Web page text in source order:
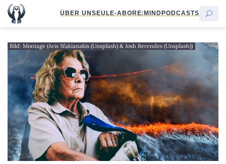
ÜBER UNSEULE-ABORE:MINDPODCASTS
Bild: Montage (Aris Sfakianakis (Unsplash) & Josh Berendes (Unsplash))